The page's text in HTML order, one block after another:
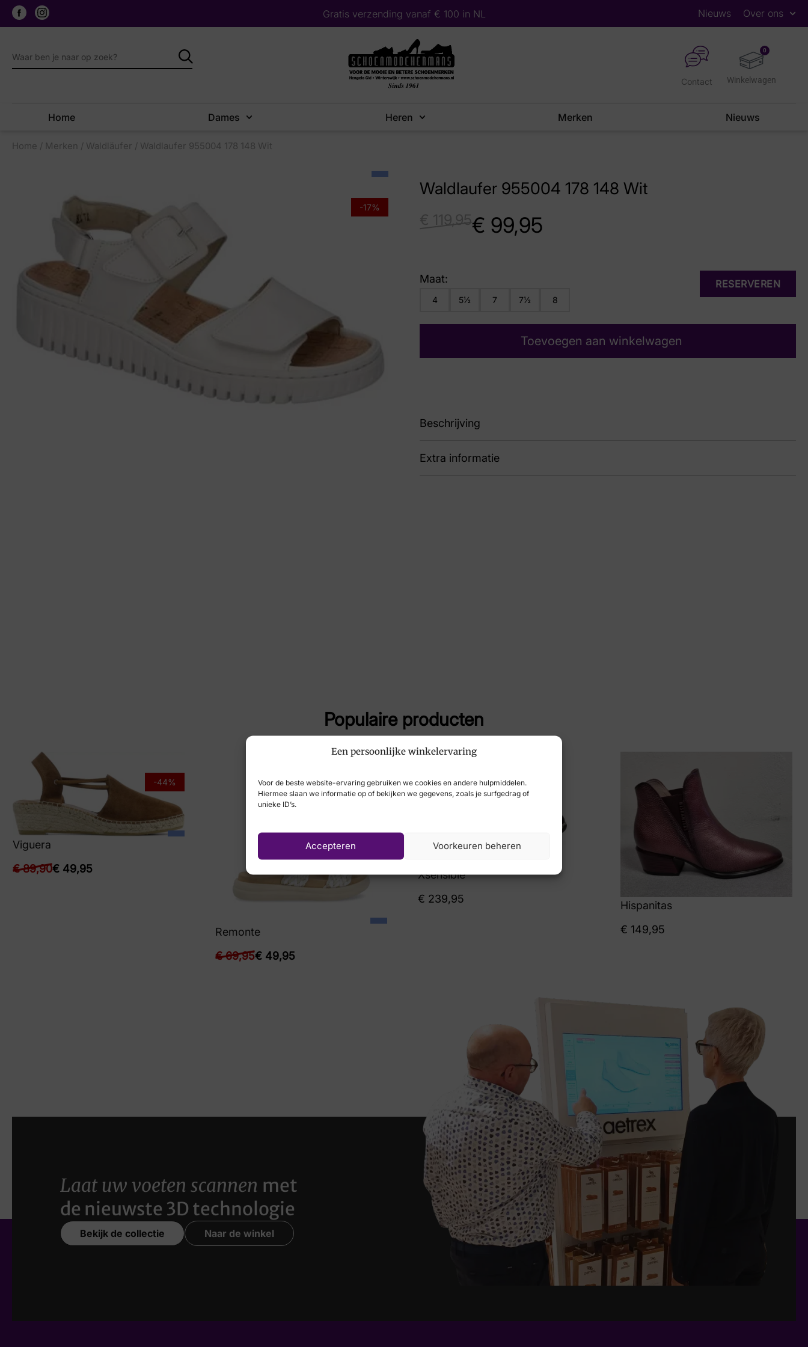
Een persoonlijke winkelervaring
Voor de beste website-ervaring gebruiken we cookies en andere hulpmiddelen.
Hiermee slaan we informatie op of bekijken we gegevens, zoals je surfgedrag of
unieke ID’s.
Accepteren Voorkeuren beheren
Gratis verzending vanaf € 100 in NL Nieuws Over ons
0
Contact
Home Dames Heren Merken Nieuws
Home / Merken / Waldläufer / Waldlaufer 955004 178 148 Wit
-17%
Waldlaufer 955004 178 148 Wit
119,95€ 99,95
RESERVEREN
Maat:
4 5½ 7 7½ 8
Toevoegen aan winkelwagen
Beschrijving
87 Willow H
Extra informatie
Populaire producten
-44%
Viguera
€89,90€ 49,95
-29%
Remonte
€69,95€ 49,95
Xsensible
€ 239,95
Hispanitas
€ 149,95
Laat uw voeten scannen met
de nieuwste 3D technologie
Bekijk de collectie Naar de winkel